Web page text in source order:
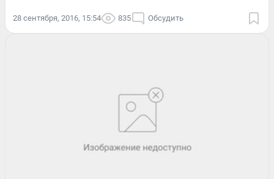
28 сентября, 2016, 15:54 835 Обсудить